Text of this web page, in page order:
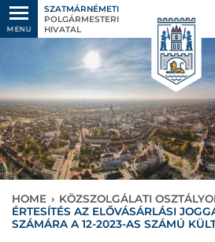
MENU
SZATMÁRNÉMETI
POLGÁRMESTERI
HIVATAL
HOME › KÖZSZOLGÁLATI
ÉRTESÍTÉS AZ ELŐVÁSÁRLÁSI
SZÁMÁRA A 12-2023-AS SZÁMÚ